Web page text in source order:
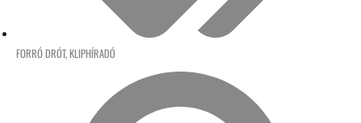
FORRÓ DRÓT, KLIPHÍRADÓ